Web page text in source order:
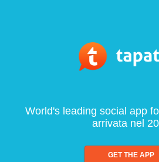
World's leading social app
arrivata nel
GET THE APP